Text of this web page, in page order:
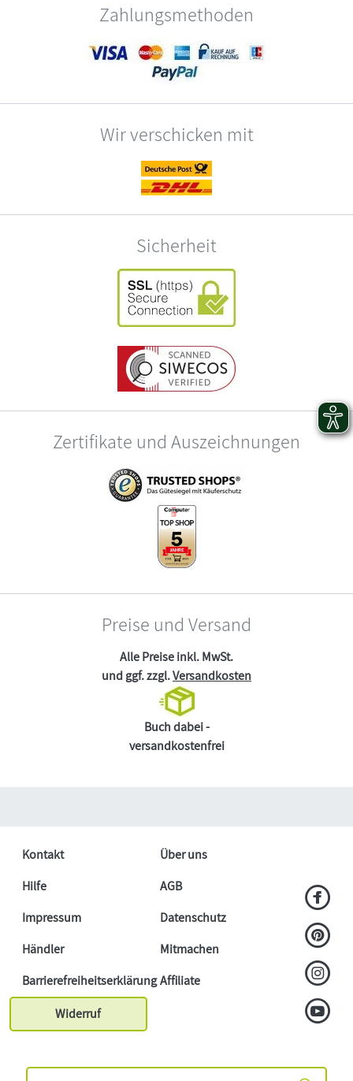
Zahlungsmethoden
Wir verschicken mit
Sicherheit
Zertifikate und Auszeichnungen
Preise und Versand
Alle Preise inkl. MwSt.
und ggf. zzgl.Versandkosten
Buch dabei -
versandkostenfrei
Kontakt
Über uns
Hilfe
AGB
Impressum
Datenschutz
Händler
Mitmachen
BarrierefreiheitserklärungAffiliate
Widerruf